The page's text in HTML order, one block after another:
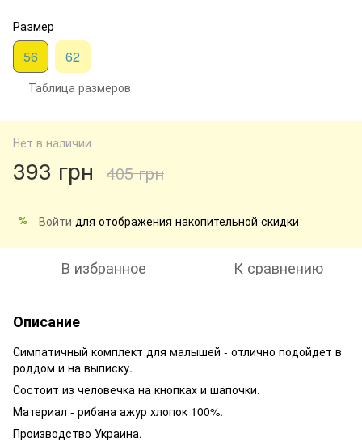
Размер
56 62
Таблица размеров
Нет в наличии
393 грн 405 грн
% Войти для отображения накопительной скидки
В избранное К сравнению
Описание
Симпатичный комплект для малышей - отлично подойдет в
роддом и на выписку.
Состоит из человечка на кнопках и шапочки.
Материал - рибана ажур хлопок 100%.
Производство Украина.